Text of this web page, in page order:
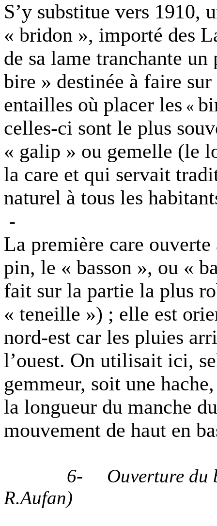
S’y substitue vers 1910,
« bridon », importé des
de sa lame tranchante
bire » destinée à faire
entailles où placer les «
celles-ci sont le plus
« galip » ou gemelle (le
la care et qui servait
naturel à tous les
-
La première care ouverte
pin, le « basson », ou «
fait sur la partie la plus
« teneille ») ; elle est
nord-est car les pluies
l’ouest. On utilisait ici,
gemmeur, soit une
la longueur du manche
mouvement de haut en
6-
Ouverture du
R.Aufan)